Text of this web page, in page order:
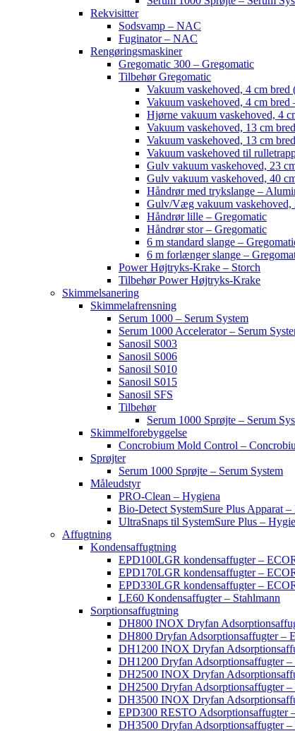
Rekvisitter
Sodsvamp – NAC
Fuginator – NAC
Rengøringsmaskiner
Gregomatic 300 – Gregomatic
Tilbehør Gregomatic
Vakuum vaskehoved, 4 cm
Vakuum vaskehoved, 4 cm bred
Hjørne vakuum vaskehoved, 4
Vakuum vaskehoved, 13 cm
Vakuum vaskehoved, 13 cm
Vakuum vaskehoved til
Gulv vakuum vaskehoved, 23
Gulv vakuum vaskehoved, 40
Håndrør med trykslange –
Gulv/Væg vakuum vaskehoved,
Håndrør lille – Gregomatic
Håndrør stor – Gregomatic
6 m standard slange –
6 m forlænger slange –
Power Højtryks-Krake – Storch
Tilbehør Power Højtryks-Krake
Skimmelsanering
Skimmelafrensning
Serum 1000 – Serum System
Serum 1000 Accelerator – Serum
Sanosil S003
Sanosil S006
Sanosil S010
Sanosil S015
Sanosil SFS
Tilbehør
Serum 1000 Sprøjte – Serum
Skimmelforebyggelse
Concrobium Mold Control –
Sprøjter
Serum 1000 Sprøjte – Serum System
Måleudstyr
PRO-Clean – Hygiena
Bio-Detect SystemSure Plus Apparat –
UltraSnaps til SystemSure Plus –
Affugtning
Kondensaffugtning
EPD100LGR kondensaffugter –
EPD170LGR kondensaffugter –
EPD330LGR kondensaffugter –
LE60 Kondensaffugter – Stahlmann
Sorptionsaffugtning
DH800 INOX Dryfan
DH800 Dryfan Adsorptionsaffugter –
DH1200 INOX Dryfan
DH1200 Dryfan Adsorptionsaffugter
DH2500 INOX Dryfan
DH2500 Dryfan Adsorptionsaffugter
DH3500 INOX Dryfan
EPD300 RESTO Adsorptionsaffugter
DH3500 Dryfan Adsorptionsaffugter